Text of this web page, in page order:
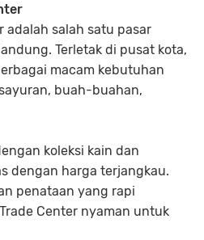
adalah salah satu pasar
Terletak di pusat kota,
macam kebutuhan
buah-buahan,
koleksi kain dan
dengan harga terjangkau.
penataan yang rapi
Center nyaman untuk